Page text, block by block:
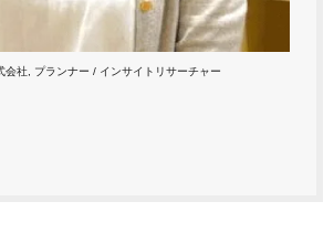
会社, プランナー / インサイトリサーチャー